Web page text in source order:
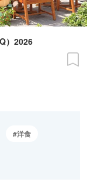
）2026
洋食